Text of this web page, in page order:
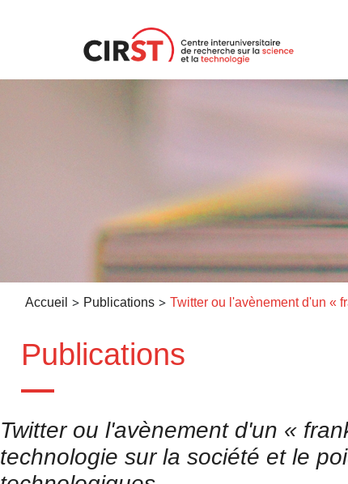
Accueil > Publications >
Publications
Twitter ou l'avènement d'un «
technologie sur la société et le